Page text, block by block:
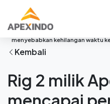
Beranda
Rig 2 milik Apexindo mencapai
beroperasi selama 1 tahun tanpa
menyebabkan kehilangan waktu
Kembali
Rig 2 milik
mencapai